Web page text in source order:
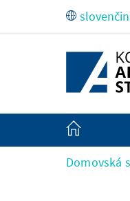
Skip to Main Content
Domovská